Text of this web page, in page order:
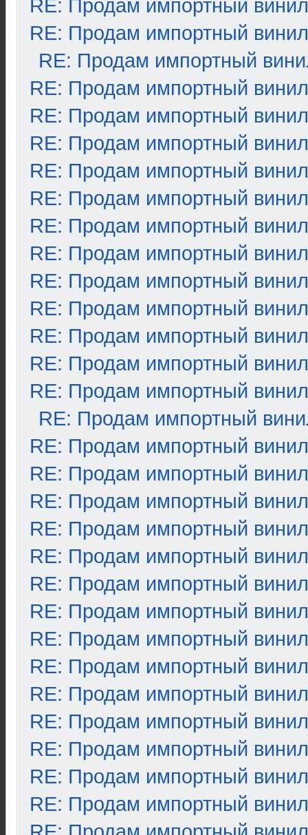
RE: Продам импортный винил
RE: Продам импортный винил
RE: Продам импортный
RE: Продам импортный винил
RE: Продам импортный винил
RE: Продам импортный винил
RE: Продам импортный винил
RE: Продам импортный винил
RE: Продам импортный винил
RE: Продам импортный винил
RE: Продам импортный винил
RE: Продам импортный винил
RE: Продам импортный винил
RE: Продам импортный винил
RE: Продам импортный винил
RE: Продам импортный
RE: Продам импортный винил
RE: Продам импортный винил
RE: Продам импортный винил
RE: Продам импортный винил
RE: Продам импортный винил
RE: Продам импортный винил
RE: Продам импортный винил
RE: Продам импортный винил
RE: Продам импортный винил
RE: Продам импортный винил
RE: Продам импортный винил
RE: Продам импортный винил
RE: Продам импортный винил
RE: Продам импортный винил